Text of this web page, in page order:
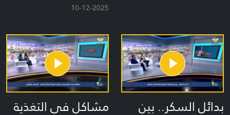
10-12-2025
بدائل السكر.. بين
مشاكل في التغذية